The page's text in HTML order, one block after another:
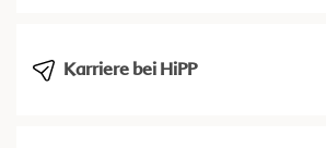
Karriere bei HiPP